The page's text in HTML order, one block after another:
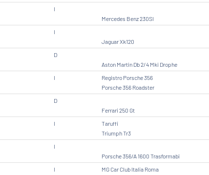
I
Mercedes Benz 230Sl
I
Jaguar Xk120
D
Aston Martin Db 2/4 Mki Drophe
I
Registro Porsche 356
Porsche 356 Roadster
D
Ferrari 250 Gt
I
Taruffi
Triumph Tr3
I
Porsche 356/A 1600 Trasformabi
I MG Car Club Italia Roma